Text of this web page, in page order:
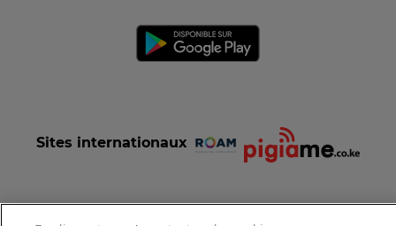
Sites internationaux